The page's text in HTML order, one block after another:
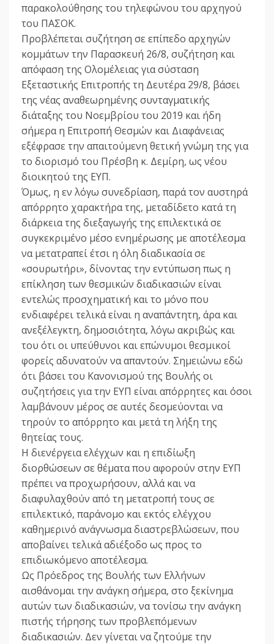
παρακολούθησης του τηλεφώνου του αρχηγού
του ΠΑΣΟΚ.
Προβλέπεται συζήτηση σε επίπεδο αρχηγών
κομμάτων την Παρασκευή 26/8, συζήτηση και
απόφαση της Ολομέλειας για σύσταση
Εξεταστικής Επιτροπής τη Δευτέρα 29/8, βάσει
της νέας αναθεωρημένης συνταγματικής
διάταξης του Νοεμβρίου του 2019 και ήδη
σήμερα η Επιτροπή Θεσμών και Διαφάνειας
εξέφρασε την απαιτούμενη θετική γνώμη της για
το διορισμό του Πρέσβη κ. Δεμίρη, ως νέου
διοικητού της ΕΥΠ.
Όμως, η εν λόγω συνεδρίαση, παρά τον αυστηρά
απόρρητο χαρακτήρα της, μεταδίδετο κατά τη
διάρκεια της διεξαγωγής της επιλεκτικά σε
συγκεκριμένο μέσο ενημέρωσης με αποτέλεσμα
να μετατραπεί έτσι η όλη διαδικασία σε
«σουρωτήρι», δίνοντας την εντύπωση πως η
επίκληση των θεσμικών διαδικασιών είναι
εντελώς προσχηματική και το μόνο που
ενδιαφέρει τελικά είναι η αναπάντητη, άρα και
ανεξέλεγκτη, δημοσιότητα, λόγω ακριβώς και
του ότι οι υπεύθυνοι και επώνυμοι θεσμικοί
φορείς αδυνατούν να απαντούν. Σημειώνω εδώ
ότι βάσει του Κανονισμού της Βουλής οι
συζητήσεις για την ΕΥΠ είναι απόρρητες και όσοι
λαμβάνουν μέρος σε αυτές δεσμεύονται να
τηρούν το απόρρητο και μετά τη λήξη της
θητείας τους.
Η διενέργεια ελέγχων και η επιδίωξη
διορθώσεων σε θέματα που αφορούν στην ΕΥΠ
πρέπει να προχωρήσουν, αλλά και να
διαφυλαχθούν από τη μετατροπή τους σε
επιλεκτικό, παράνομο και εκτός ελέγχου
καθημερινό ανάγνωσμα διαστρεβλώσεων, που
αποβαίνει τελικά αδιέξοδο ως προς το
επιδιωκόμενο αποτέλεσμα.
Ως Πρόεδρος της Βουλής των Ελλήνων
αισθάνομαι την ανάγκη σήμερα, στο ξεκίνημα
αυτών των διαδικασιών, να τονίσω την ανάγκη
πιστής τήρησης των προβλεπόμενων
διαδικασιών. Δεν γίνεται να ζητούμε την